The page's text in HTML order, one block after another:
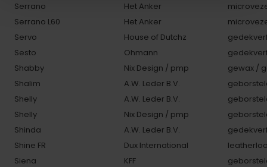
Serrano
Het Anker
Serrano L60
Het Anker
Servo
House of Dutchz
Sesto
Ohmann
Shabby
Nix Design / pmp
gewax /
Shalim
A.W. Leder B.V.
Shelly
A.W. Leder B.V.
Shelly
Nix Design / pmp
Shinda
A.W. Leder B.V.
Shine FR
Dux International
Siena
KFF